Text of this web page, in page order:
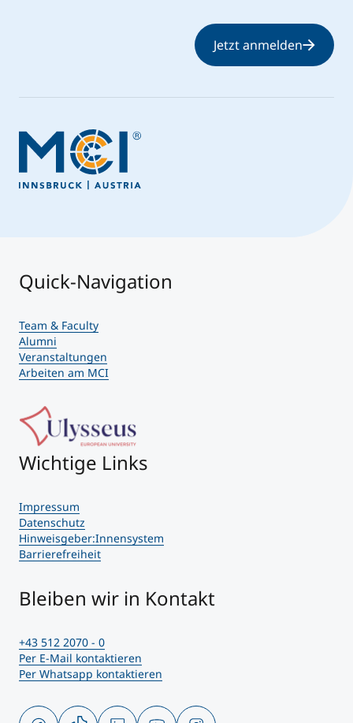
Jetzt anmelden
Quick-Navigation
Team & Faculty
Alumni
Veranstaltungen
Arbeiten am MCI
Wichtige Links
Impressum
Datenschutz
Hinweisgeber:Innensystem
Barrierefreiheit
Bleiben wir in Kontakt
+43 512 2070 - 0
Per E-Mail kontaktieren
Per Whatsapp kontaktieren